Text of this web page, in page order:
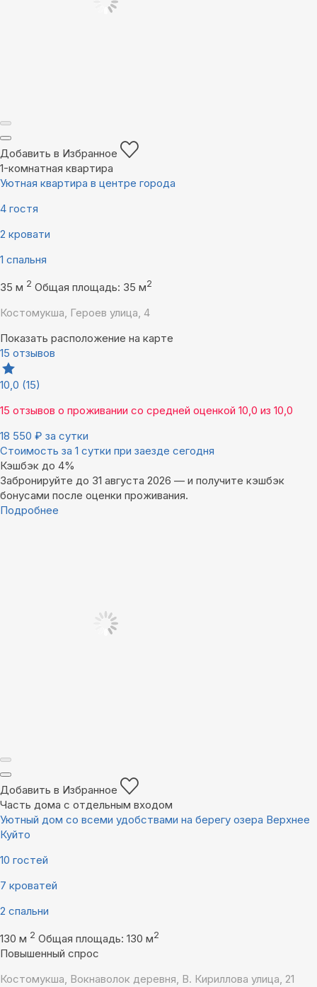
Добавить в Избранное
1-комнатная квартира
Уютная квартира в центре города
4 гостя
2 кровати
1 спальня
35 м 2 Общая площадь: 35 м2
Костомукша, Героев улица, 4
Показать расположение на карте
15 отзывов
10,0 (15)
15 отзывов о проживании со средней оценкой 10,0 из 10,0
18 550 ₽ за сутки
Стоимость за 1 сутки при заезде сегодня
Кэшбэк до 4%
Забронируйте до 31 августа 2026 — и получите кэшбэк
бонусами после оценки проживания.
Подробнее
Добавить в Избранное
Часть дома с отдельным входом
Уютный дом со всеми удобствами на берегу озера Верхнее
Куйто
10 гостей
7 кроватей
2 спальни
130 м 2 Общая площадь: 130 м2
Повышенный спрос
Костомукша, Вокнаволок деревня, В. Кириллова улица, 21